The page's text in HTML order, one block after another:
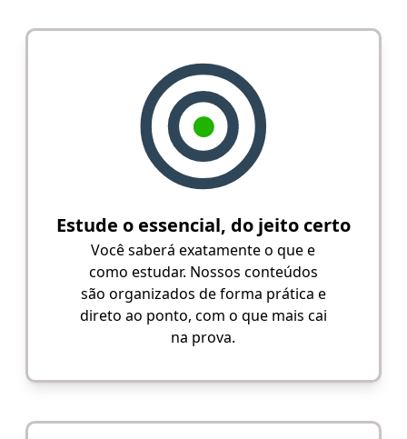
Estude o essencial, do jeito certo
Você saberá exatamente o que e
como estudar. Nossos conteúdos
são organizados de forma prática e
direto ao ponto, com o que mais cai
na prova.